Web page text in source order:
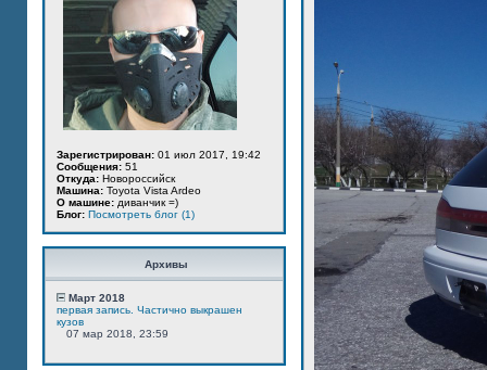
Зарегистрирован: 01 июл 2017, 19:42
Сообщения: 51
Откуда: Новороссийск
Машина: Toyota Vista Ardeo
О машине: диванчик =)
Блог: Посмотреть блог (1)
Архивы
Март 2018
первая запись. Частично выкрашен
кузов
07 мар 2018, 23:59